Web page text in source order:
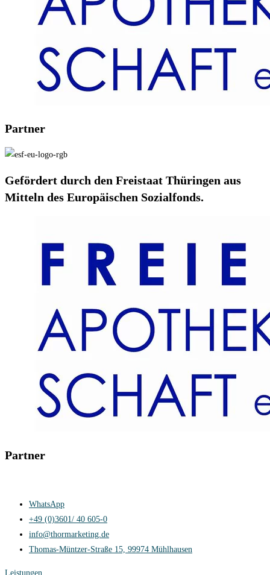
Partner
Gefördert durch den Freistaat Thüringen aus
Mitteln des Europäischen Sozialfonds.
Partner
WhatsApp
+49 (0)3601/ 40 605-0
info@thormarketing.de
Thomas-Müntzer-Straße 15, 99974 Mühlhausen
Leistungen